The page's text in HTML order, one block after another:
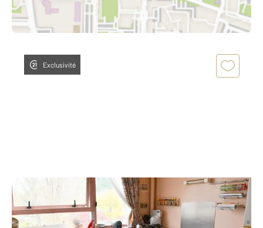
Exclusivité
ROUEN 76
84,53 m , 5 pièces
Ref : 8063